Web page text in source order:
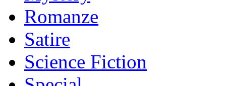
Romanze
Satire
Science Fiction